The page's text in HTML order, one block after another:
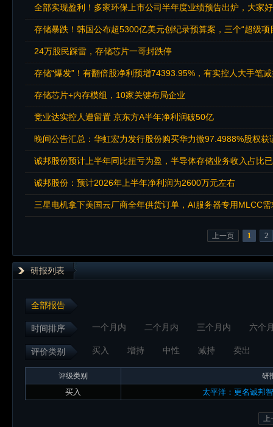
全部实现盈利！多家环保上市公司半年度业绩预告出炉，大家
存储暴跌！韩国公布超5300亿美元创纪录预算案，三个“超级项
24万股民踩雷，存储芯片一哥封跌停
存储“爆发”！有翻倍股净利预增74393.95%，有实控人大手笔
存储芯片+内存模组，10家关键布局企业
竞业达实控人遭留置 京东方A半年净利润破50亿
晚间公告汇总：华虹宏力发行股份购买华力微97.4988%股权获
诚邦股份预计上半年同比扭亏为盈，半导体存储业务收入占比
诚邦股份：预计2026年上半年净利润为2600万元左右
三星电机拿下美国云厂商全年供货订单，AI服务器专用MLCC
上一页 1 2
研报列表
全部报告
时间排序 一个月内 二个月内 三个月内 六个
评价类别 买入 增持 中性 减持 卖出
评级类别 研
买入 太平洋：更名诚邦